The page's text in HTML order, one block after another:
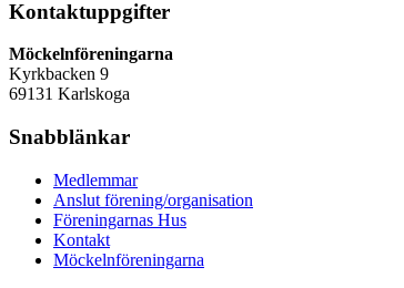
Kontaktuppgifter
Möckelnföreningarna
Kyrkbacken 9
69131 Karlskoga
Snabblänkar
Medlemmar
Anslut förening/organisation
Föreningarnas Hus
Kontakt
Möckelnföreningarna